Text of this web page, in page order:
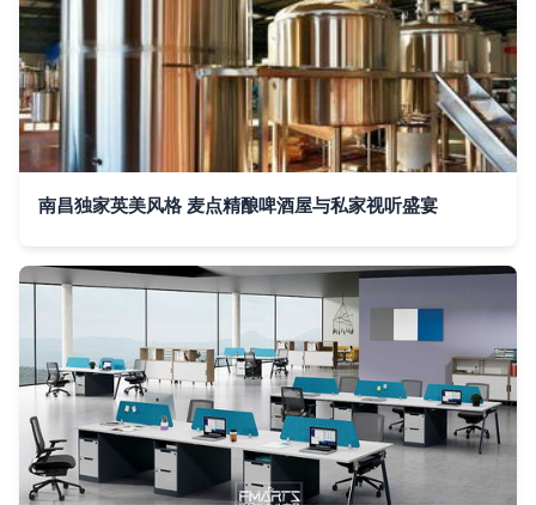
南昌独家英美风格 麦点精酿啤酒屋与私家视听盛宴